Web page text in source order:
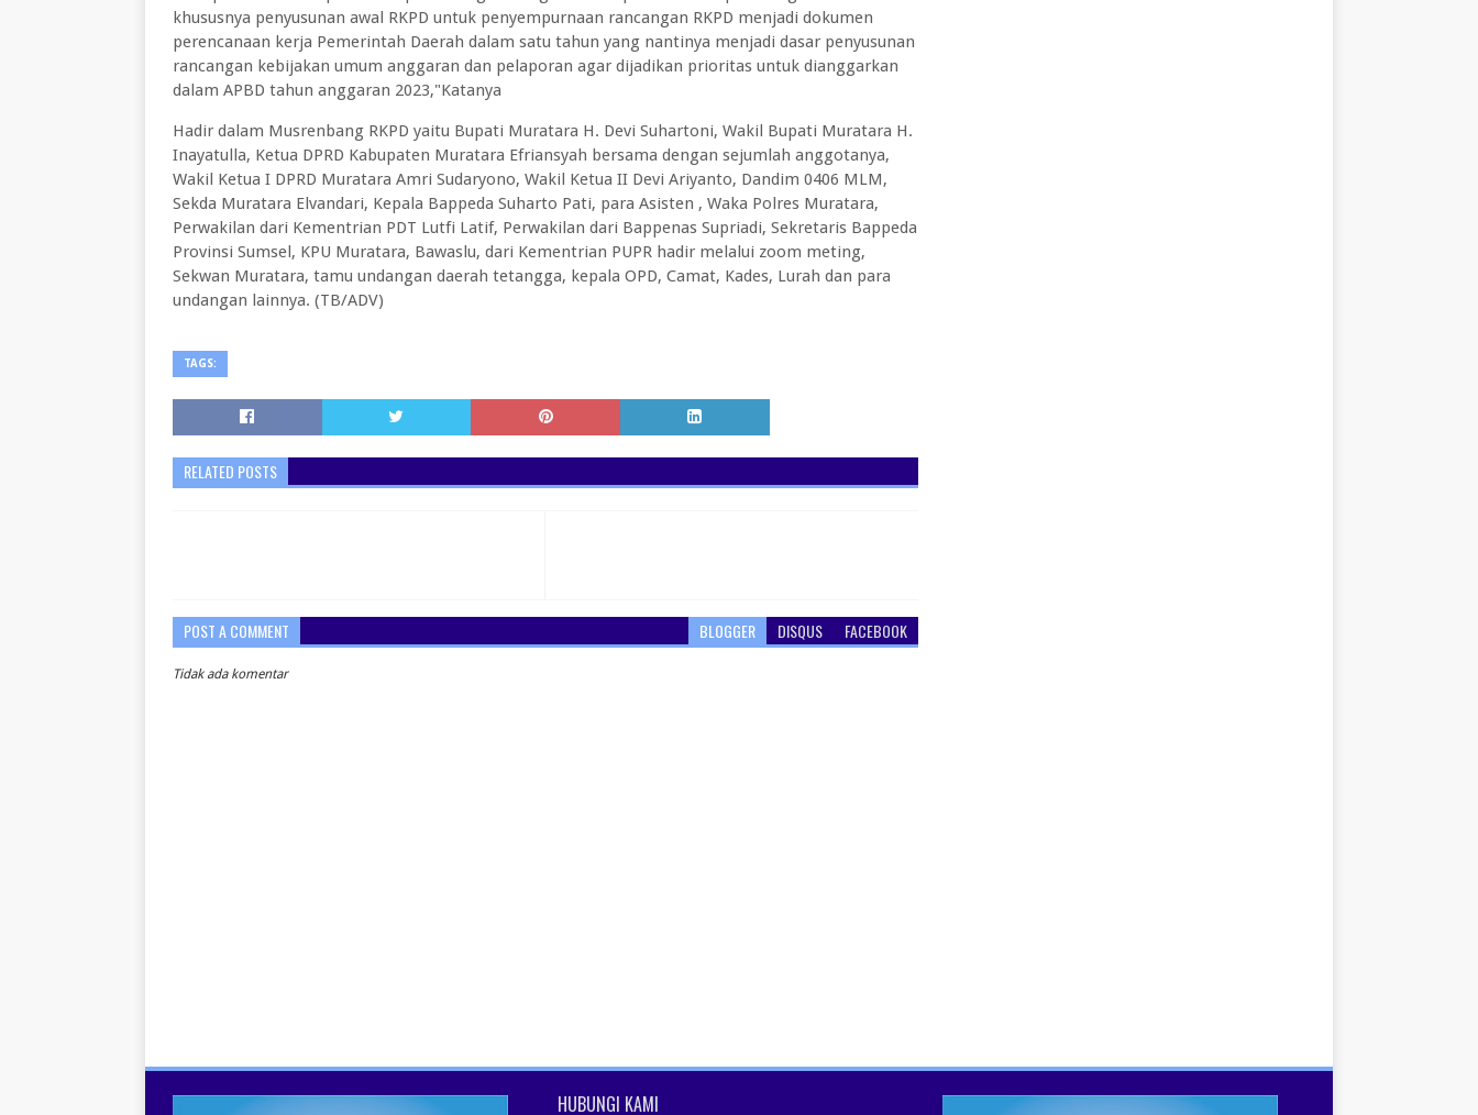
khususnya penyusunan awal RKPD untuk penyempurnaan rancangan RKPD menjadi dokumen
perencanaan kerja Pemerintah Daerah dalam satu tahun yang nantinya menjadi dasar penyusunan
rancangan kebijakan umum anggaran dan pelaporan agar dijadikan prioritas untuk dianggarkan
dalam APBD tahun anggaran 2023,"Katanya
Hadir dalam Musrenbang RKPD yaitu Bupati Muratara H. Devi Suhartoni, Wakil Bupati Muratara H.
Inayatulla, Ketua DPRD Kabupaten Muratara Efriansyah bersama dengan sejumlah anggotanya,
Wakil Ketua I DPRD Muratara Amri Sudaryono, Wakil Ketua II Devi Ariyanto, Dandim 0406 MLM,
Sekda Muratara Elvandari, Kepala Bappeda Suharto Pati, para Asisten , Waka Polres Muratara,
Perwakilan dari Kementrian PDT Lutfi Latif, Perwakilan dari Bappenas Supriadi, Sekretaris Bappeda
Provinsi Sumsel, KPU Muratara, Bawaslu, dari Kementrian PUPR hadir melalui zoom meting,
Sekwan Muratara, tamu undangan daerah tetangga, kepala OPD, Camat, Kades, Lurah dan para
undangan lainnya. (TB/ADV)
TAGS:
RELATED POSTS
POST A COMMENT BLOGGER DISQUS FACEBOOK
Tidak ada komentar
HUBUNGI KAMI